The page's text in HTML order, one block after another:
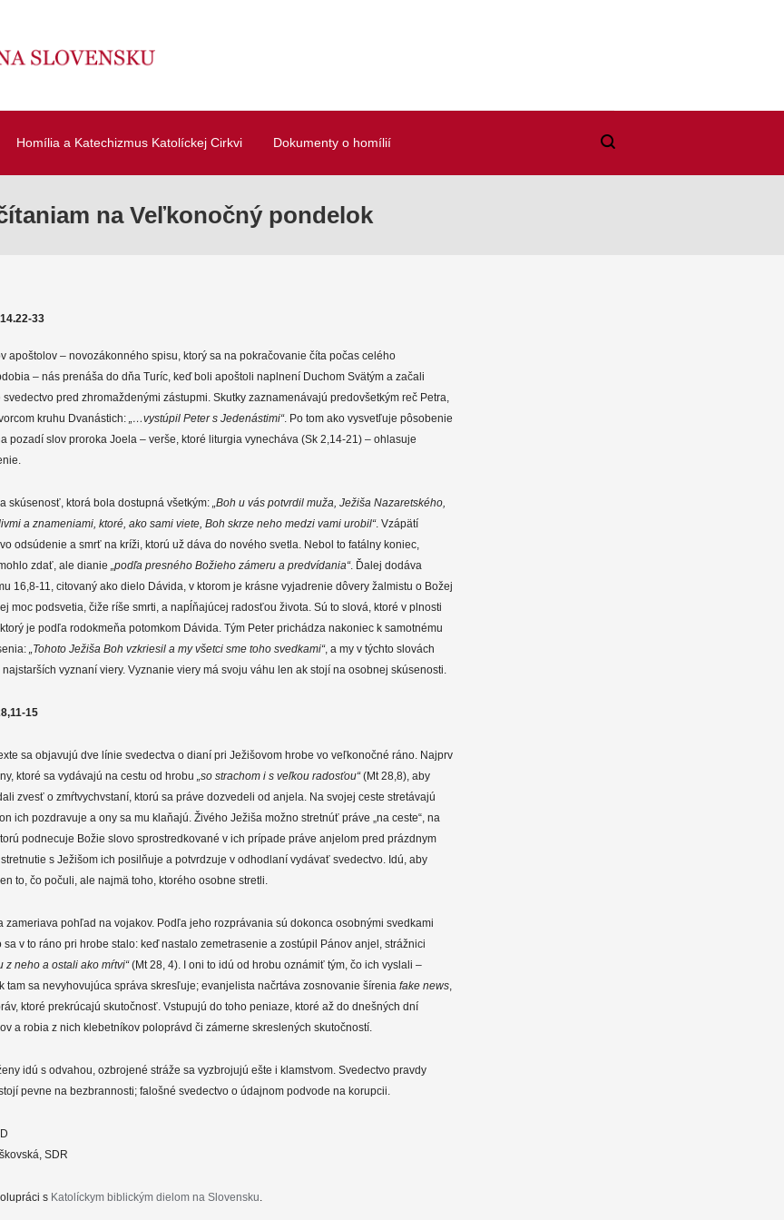
Homília a Katechizmus Katolíckej Cirkvi Dokumenty o homílií
na Veľkonočný pondelok
33
apoštolov – novozákonného spisu, ktorý sa na pokračovanie číta počas celého
– nás prenáša do dňa Turíc, keď boli apoštoli naplnení Duchom Svätým a začali
pred zhromaždenými zástupmi. Skutky zaznamenávajú predovšetkým reč Petra,
kruhu Dvanástich: „…vystúpil Peter s Jedenástimi“. Po tom ako vysvetľuje pôsobenie
pozadí slov proroka Joela – verše, ktoré liturgia vynecháva (Sk 2,14-21) – ohlasuje
skúsenosť, ktorá bola dostupná všetkým: „Boh u vás potvrdil muža, Ježiša Nazaretského,
a znameniami, ktoré, ako sami viete, Boh skrze neho medzi vami urobil“. Vzápätí
odsúdenie a smrť na kríži, ktorú už dáva do nového svetla. Nebol to fatálny koniec,
zdať, ale dianie „podľa presného Božieho zámeru a predvídania“. Ďalej dodáva
16,8-11, citovaný ako dielo Dávida, v ktorom je krásne vyjadrenie dôvery žalmistu o Božej
moc podsvetia, čiže ríše smrti, a napĺňajúcej radosťou života. Sú to slová, ktoré v plnosti
je podľa rodokmeňa potomkom Dávida. Tým Peter prichádza nakoniec k samotnému
„Tohoto Ježiša Boh vzkriesil a my všetci sme toho svedkami“, a my v týchto slovách
vyznaní viery. Vyznanie viery má svoju váhu len ak stojí na osobnej skúsenosti.
15
sa objavujú dve línie svedectva o dianí pri Ježišovom hrobe vo veľkonočné ráno. Najprv
ktoré sa vydávajú na cestu od hrobu „so strachom i s veľkou radosťou“(Mt 28,8), aby
zvesť o zmŕtvychvstaní, ktorú sa práve dozvedeli od anjela. Na svojej ceste stretávajú
ich pozdravuje a ony sa mu klaňajú. Živého Ježiša možno stretnúť práve „na ceste“, na
podnecuje Božie slovo sprostredkované v ich prípade práve anjelom pred prázdnym
s Ježišom ich posilňuje a potvrdzuje v odhodlaní vydávať svedectvo. Idú, aby
to, čo počuli, ale najmä toho, ktorého osobne stretli.
zameriava pohľad na vojakov. Podľa jeho rozprávania sú dokonca osobnými svedkami
sa v to ráno pri hrobe stalo: keď nastalo zemetrasenie a zostúpil Pánov anjel, strážnici
z neho a ostali ako mŕtvi“(Mt 28, 4). I oni to idú od hrobu oznámiť tým, čo ich vyslali –
tam sa nevyhovujúca správa skresľuje; evanjelista načrtáva zosnovanie šírenia fake news,
ktoré prekrúcajú skutočnosť. Vstupujú do toho peniaze, ktoré až do dnešných dní
a robia z nich klebetníkov poloprávd či zámerne skreslených skutočností.
idú s odvahou, ozbrojené stráže sa vyzbrojujú ešte i klamstvom. Svedectvo pravdy
pevne na bezbrannosti; falošné svedectvo o údajnom podvode na korupcii.
SDR
s Katolíckym biblickým dielom na Slovensku.